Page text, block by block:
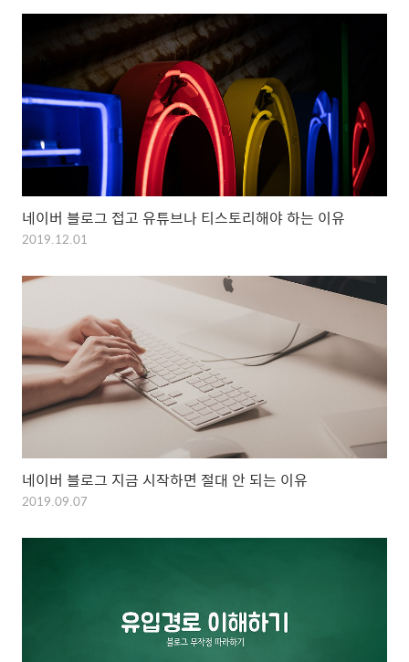
네이버 블로그 접고 유튜브나 티스토리해야 하는 이유
2019.12.01
네이버 블로그 지금 시작하면 절대 안 되는 이유
2019.09.07